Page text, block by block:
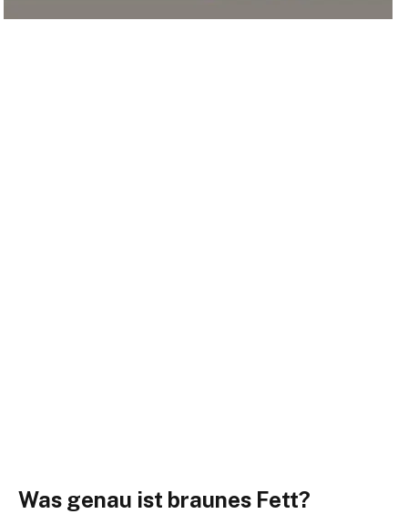
Was genau ist braunes Fett?